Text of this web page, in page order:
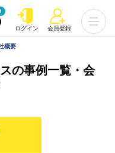
ログイン 会員登録
概要
の事例一覧・会